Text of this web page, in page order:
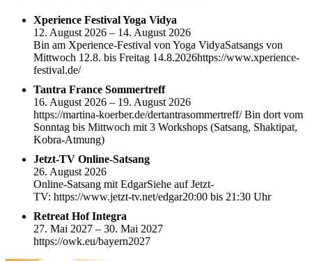
Xperience Festival Yoga Vidya
12. August 2026 – 14. August 2026
Bin am Xperience-Festival von Yoga VidyaSatsangs von
Mittwoch 12.8. bis Freitag 14.8.2026https://www.xperience-
festival.de/
Tantra France Sommertreff
16. August 2026 – 19. August 2026
https://martina-koerber.de/dertantrasommertreff/ Bin dort vom
Sonntag bis Mittwoch mit 3 Workshops (Satsang, Shaktipat,
Kobra-Atmung)
Jetzt-TV Online-Satsang
26. August 2026
Online-Satsang mit EdgarSiehe auf Jetzt-
TV: https://www.jetzt-tv.net/edgar20:00 bis 21:30 Uhr
Retreat Hof Integra
27. Mai 2027 – 30. Mai 2027
https://owk.eu/bayern2027